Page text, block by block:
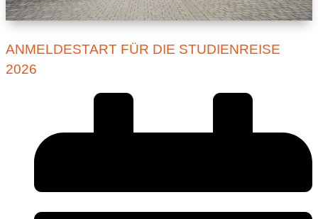
ANMELDESTART FÜR DIE STUDIENREISE
2026